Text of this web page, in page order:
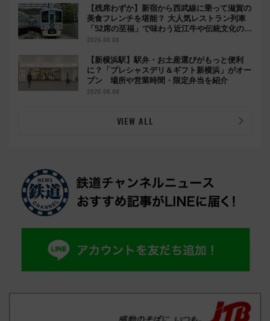
【残席わずか】新宿から西武線に乗って滋賀の
美食フレンチを堪能？ 大人気レストラン列車
「52席の至福」で味わう近江牛や伝統文化の特
別コラボ
2026.08.08
【新横浜駅】駅弁・お土産選びがもっと便利
に？「プレシャスデリ＆ギフト新横浜」がオー
プン 場所や営業時間・限定弁当を紹介
2026.08.08
VIEW ALL